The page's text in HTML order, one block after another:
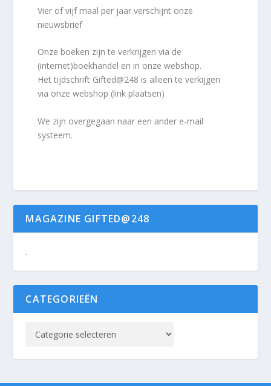
Vier of vijf maal per jaar verschijnt onze
nieuwsbrief
Onze boeken zijn te verkrijgen via de
(internet)boekhandel en in onze webshop.
Het tijdschrift Gifted@248 is alleen te verkijgen
via onze webshop (link plaatsen)
We zijn overgegaan naar een ander e-mail
systeem.
MAGAZINE GIFTED@248
.
CATEGORIEËN